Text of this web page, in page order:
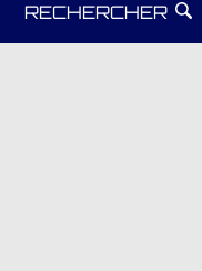
RECHERCHER